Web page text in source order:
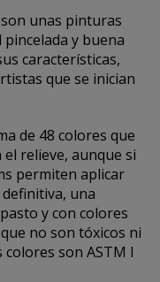
son unas pinturas
y buena
características,
que se inician
de 48 colores que
relieve, aunque si
permiten aplicar
una
y con colores
no son tóxicos ni
son ASTM I